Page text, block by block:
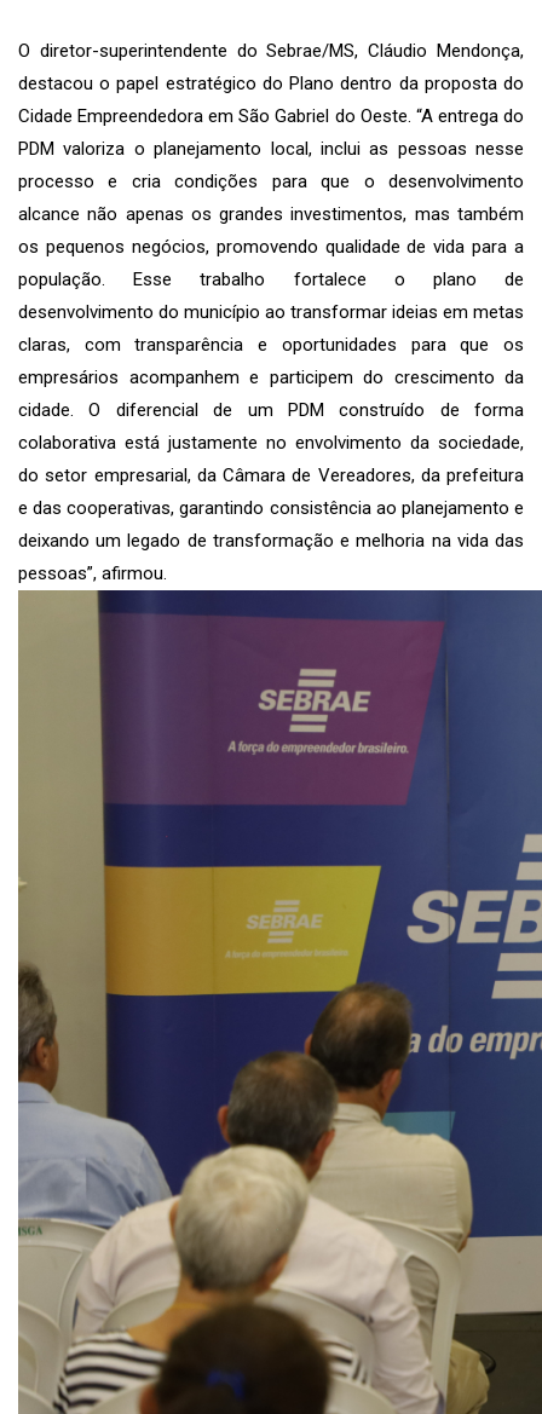
O diretor-superintendente do Sebrae/MS, Cláudio Mendonça,
destacou o papel estratégico do Plano dentro da proposta do
Cidade Empreendedora em São Gabriel do Oeste. “A entrega do
PDM valoriza o planejamento local, inclui as pessoas nesse
processo e cria condições para que o desenvolvimento
alcance não apenas os grandes investimentos, mas também
os pequenos negócios, promovendo qualidade de vida para a
população. Esse trabalho fortalece o plano de
desenvolvimento do município ao transformar ideias em metas
claras, com transparência e oportunidades para que os
empresários acompanhem e participem do crescimento da
cidade. O diferencial de um PDM construído de forma
colaborativa está justamente no envolvimento da sociedade,
do setor empresarial, da Câmara de Vereadores, da prefeitura
e das cooperativas, garantindo consistência ao planejamento e
deixando um legado de transformação e melhoria na vida das
pessoas”, afirmou.